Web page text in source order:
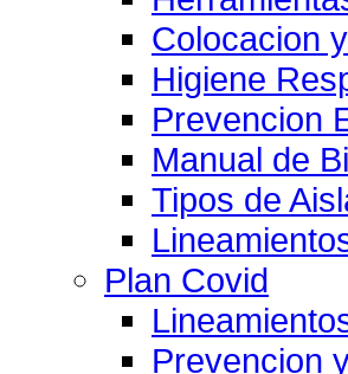
Colocacion
Higiene
Prevencion
Manual de
Tipos de
Plan Covid
Prevencion